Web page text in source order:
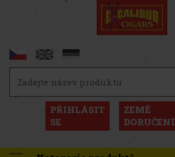
PŘIHLÁSIT
SE
ZEMĚ
DORUČENÍ